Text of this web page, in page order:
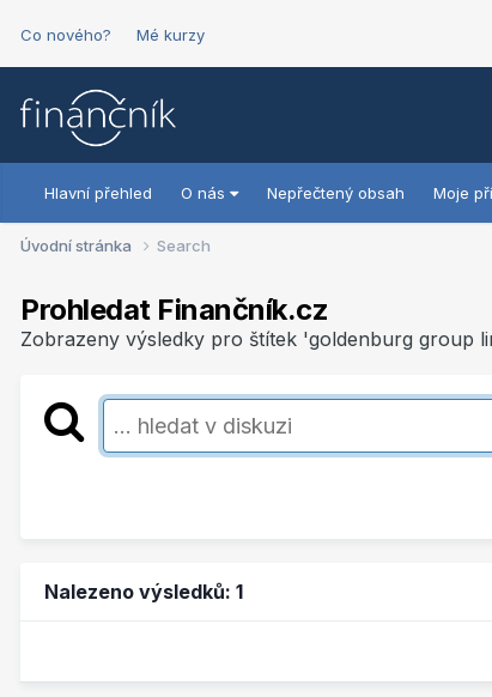
Co nového? Mé kurzy
Hlavní přehled O nás Nepřečtený obsah Moje
Úvodní stránka Search
Prohledat Finančník.cz
Zobrazeny výsledky pro štítek 'goldenburg group
Nalezeno výsledků: 1